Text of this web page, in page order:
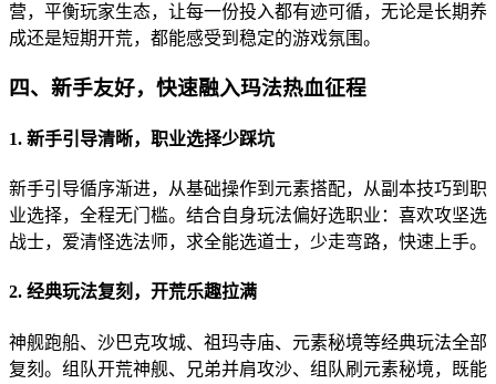
营，平衡玩家生态，让每一份投入都有迹可循，无论是长期养
成还是短期开荒，都能感受到稳定的游戏氛围。
四、新手友好，快速融入玛法热血征程
1. 新手引导清晰，职业选择少踩坑
新手引导循序渐进，从基础操作到元素搭配，从副本技巧到职
业选择，全程无门槛。结合自身玩法偏好选职业：喜欢攻坚选
战士，爱清怪选法师，求全能选道士，少走弯路，快速上手。
2. 经典玩法复刻，开荒乐趣拉满
神舰跑船、沙巴克攻城、祖玛寺庙、元素秘境等经典玩法全部
复刻。组队开荒神舰、兄弟并肩攻沙、组队刷元素秘境，既能